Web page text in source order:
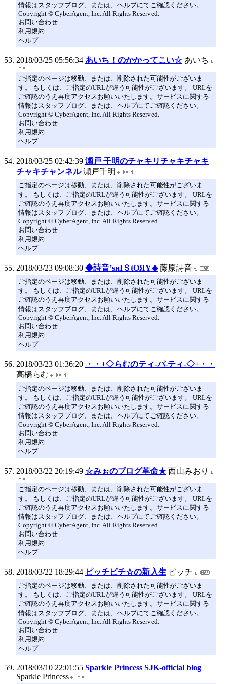
情報はスタッフブログ、または、ヘルプにてご確認ください。
Copyright © CyberAgent, Inc. All Rights Reserved.
お問い合わせ
利用規約
ヘルプ
2018/03/25 05:56:34 あいち！のかかってこい☆ あいち
ご指定のページは移動、または、削除された可能性がございま
す。 もしくは、ご指定のURLが違う可能性がございます。 URLを
ご確認のうえ再度アクセスお願いいたします。サービスに関する
情報はスタッフブログ、または、ヘルプにてご確認ください。
Copyright © CyberAgent, Inc. All Rights Reserved.
お問い合わせ
利用規約
ヘルプ
2018/03/25 02:42:39 瀬戸 千明のチャキリチャキチャキ
チャキチャンネル 瀬戸千明
ご指定のページは移動、または、削除された可能性がございま
す。 もしくは、ご指定のURLが違う可能性がございます。 URLを
ご確認のうえ再度アクセスお願いいたします。サービスに関する
情報はスタッフブログ、または、ヘルプにてご確認ください。
Copyright © CyberAgent, Inc. All Rights Reserved.
お問い合わせ
利用規約
ヘルプ
2018/03/23 09:08:30 ◆詩音’sнIＳtOЯY◆ 藤原詩音
ご指定のページは移動、または、削除された可能性がございま
す。 もしくは、ご指定のURLが違う可能性がございます。 URLを
ご確認のうえ再度アクセスお願いいたします。サービスに関する
情報はスタッフブログ、または、ヘルプにてご確認ください。
Copyright © CyberAgent, Inc. All Rights Reserved.
お問い合わせ
利用規約
ヘルプ
2018/03/23 01:36:20
・・+◇らむのティ-パ-ティ-◇+・・
高橋らむ
ご指定のページは移動、または、削除された可能性がございま
す。 もしくは、ご指定のURLが違う可能性がございます。 URLを
ご確認のうえ再度アクセスお願いいたします。サービスに関する
情報はスタッフブログ、または、ヘルプにてご確認ください。
Copyright © CyberAgent, Inc. All Rights Reserved.
お問い合わせ
利用規約
ヘルプ
2018/03/22 20:19:49 ☆みぉのブログ革命★ 西山みおり
ご指定のページは移動、または、削除された可能性がございま
す。 もしくは、ご指定のURLが違う可能性がございます。 URLを
ご確認のうえ再度アクセスお願いいたします。サービスに関する
情報はスタッフブログ、または、ヘルプにてご確認ください。
Copyright © CyberAgent, Inc. All Rights Reserved.
お問い合わせ
利用規約
ヘルプ
2018/03/22 18:29:44 ピッチピチ☆の新入生 ピッチ
ご指定のページは移動、または、削除された可能性がございま
す。 もしくは、ご指定のURLが違う可能性がございます。 URLを
ご確認のうえ再度アクセスお願いいたします。サービスに関する
情報はスタッフブログ、または、ヘルプにてご確認ください。
Copyright © CyberAgent, Inc. All Rights Reserved.
お問い合わせ
利用規約
ヘルプ
2018/03/10 22:01:55 Sparkle Princess SJK-official blog
Sparkle Princess